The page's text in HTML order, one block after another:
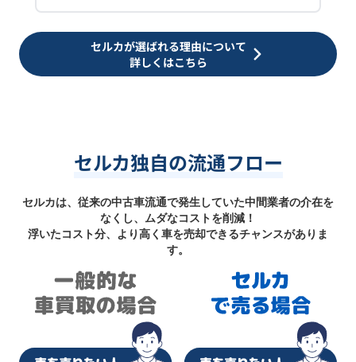
セルカが選ばれる理由について
詳しくはこちら
セルカ独自の流通フロー
セルカは、従来の中古車流通で発生していた中間業者の介在を
なくし、ムダなコストを削減！
浮いたコスト分、より高く車を売却できるチャンスがありま
す。